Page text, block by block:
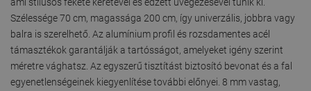
Szélessége 70 cm, magassága 200 cm, így univerzális, jobbra vagy
balra is szerelhető. Az alumínium profil és rozsdamentes acél
támasztékok garantálják a tartósságot, amelyeket igény szerint
méretre vághatsz. Az egyszerű tisztítást biztosító bevonat és a fal
egyenetlenségeinek kiegyenlítése további előnyei. 8 mm vastag,